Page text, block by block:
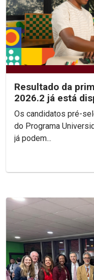
Resultado da
2026.2 já está
enviar...
Os candidatos pré-
do Programa
já podem...